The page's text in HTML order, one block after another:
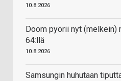
10.8.2026
Doom pyörii nyt (melkein)
64:llä
10.8.2026
Samsungin huhutaan